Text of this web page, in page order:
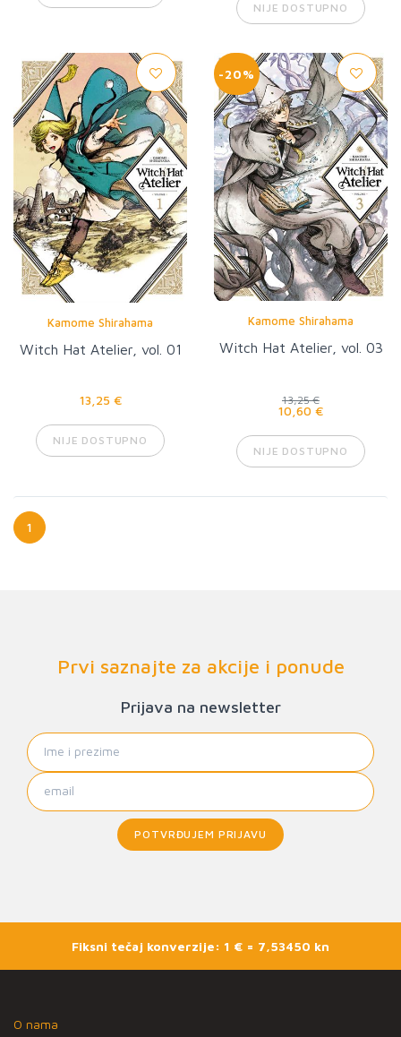
NIJE DOSTUPNO
Kamome Shirahama
Witch Hat Atelier, vol. 01
13,25 €
NIJE DOSTUPNO
-20%
Kamome Shirahama
Witch Hat Atelier, vol. 03
13,25 €
10,60 €
NIJE DOSTUPNO
1
Prvi saznajte za akcije i ponude
Prijava na newsletter
POTVRĐUJEM PRIJAVU
Fiksni tečaj konverzije: 1 € = 7,53450 kn
O nama